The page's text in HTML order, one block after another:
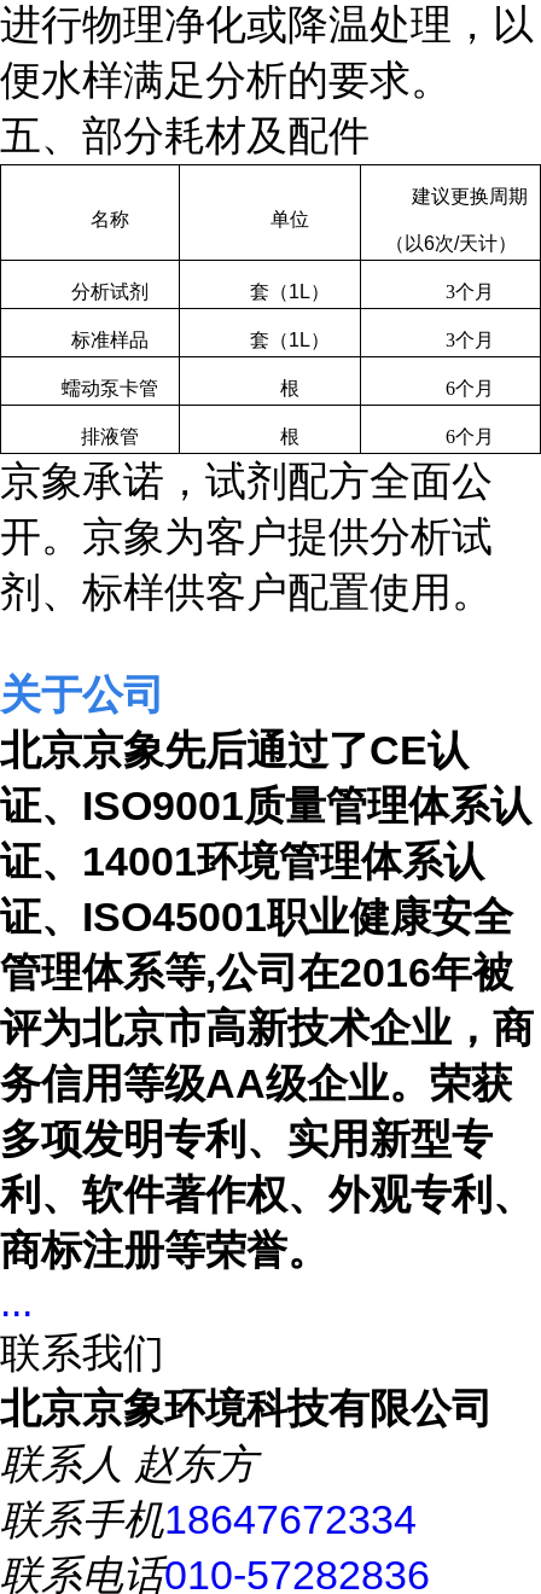
进行物理净化或降温处理，以
便水样满足分析的要求。
五、部分耗材及配件
名称 单位
建议更换周期
（以6次/天计）
分析试剂 套（1L） 3个月
标准样品 套（1L） 3个月
蠕动泵卡管 根 6个月
排液管 根 6个月
京象承诺，试剂配方全面公
开。京象为客户提供分析试
剂、标样供客户配置使用。
关于公司
北京京象先后通过了CE认
证、 ISO9001质量管理体系认
证、 14001环境管理体系认
证、 ISO45001职业健康安全
管理体系等,公司在2016年被
评为北京市高新技术企业，商
务信用等级AA级企业。荣获
多项发明专利、实用新型专
利、软件著作权、外观专利、
商标注册等荣誉。
...
联系我们
北京京象环境科技有限公司
联系人 赵东方
联系手机18647672334
联系电话010-57282836